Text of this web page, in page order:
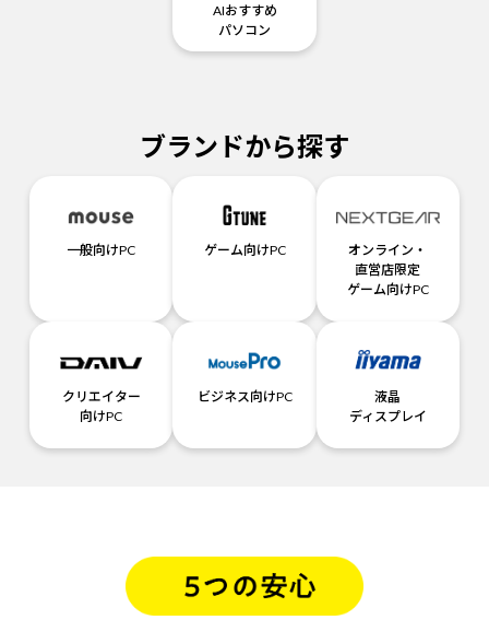
AIおすすめ
パソコン
ブランドから探す
一般向けPC ゲーム向けPC
オンライン・
直営店限定
ゲーム向けPC
クリエイター
向けPC
ビジネス向けPC
液晶
ディスプレイ